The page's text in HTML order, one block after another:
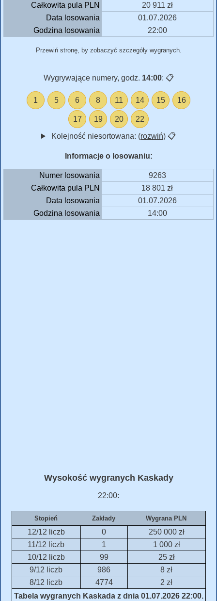
Całkowita pula PLN
20 911 zł
Data losowania
01.07.2026
Godzina losowania
22:00
Przewiń stronę, by zobaczyć szczegóły wygranych.
Wygrywające numery, godz. 14:00: 📋
1 5 6 8 11 14 15 16
17 19 20 22
Kolejność niesortowana: (rozwiń) 📋
Informacje o losowaniu:
Numer losowania
9263
Całkowita pula PLN
18 801 zł
Data losowania
01.07.2026
Godzina losowania
14:00
Wysokość wygranych Kaskady
22:00:
Stopień Zakłady Wygrana PLN
12/12 liczb 0
250 000 zł
11/12 liczb
1
1 000 zł
10/12 liczb
99
25 zł
9/12 liczb
986
8 zł
8/12 liczb
4774
2 zł
Tabela wygranych Kaskada z dnia 01.07.2026 22:00.